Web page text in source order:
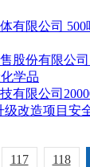
有限公司
股份有限公
学品
有限公司
级改造项目安
117 118